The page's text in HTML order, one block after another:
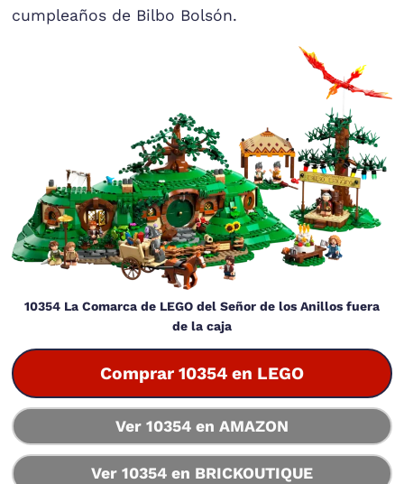
cumpleaños de Bilbo Bolsón.
10354 La Comarca de LEGO del Señor de los Anillos fuera
de la caja
Comprar 10354 en LEGO
Ver 10354 en AMAZON
Ver 10354 en BRICKOUTIQUE